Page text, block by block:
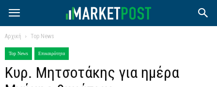
Αρχική Top News
Top News Επικαιρότητα
Κυρ. Μητσοτάκης για ημέρα